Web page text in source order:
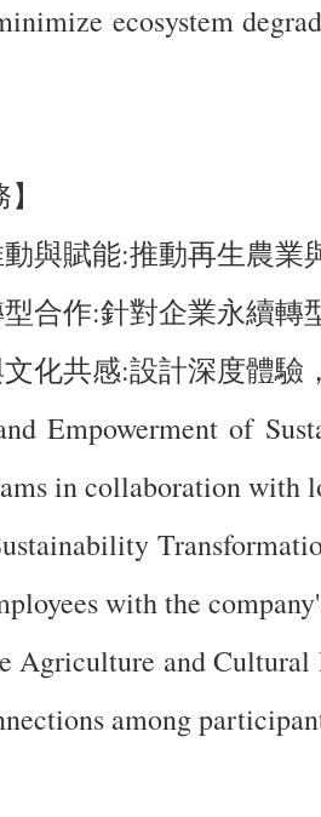
ecosystem
與賦能:推動再生農業
合作:針對企業永續轉
化共感:設計深度體驗
Empowerment of
in collaboration with
with the
Agriculture and
among